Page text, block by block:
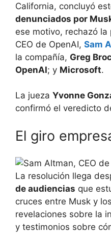
California, concluyó
denunciados por
ese motivo, rechazó
CEO de OpenAI, Sam
la compañía, Greg
OpenAI; y Microsoft.
La jueza Yvonne
confirmó el veredicto
El giro
La resolución llega
de audiencias que
cruces entre Musk y
revelaciones sobre la
y testimonios sobre